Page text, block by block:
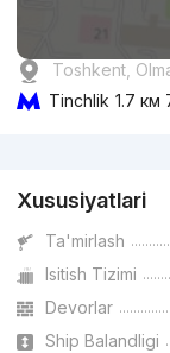
Toshkent,
Tinchlik 1.7 км
Xususiyatlari
Ta'mirlash
Isitish Tizimi
Devorlar
Ship Balandligi